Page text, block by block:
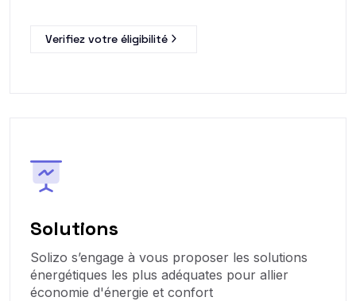
Verifiez votre éligibilité
Solutions
Solizo s’engage à vous proposer les solutions
énergétiques les plus adéquates pour allier
économie d'énergie et confort